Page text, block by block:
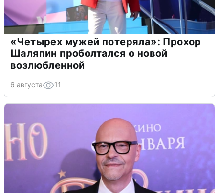
«Четырех мужей потеряла»: Прохор
Шаляпин проболтался о новой
возлюбленной
6 августа 11